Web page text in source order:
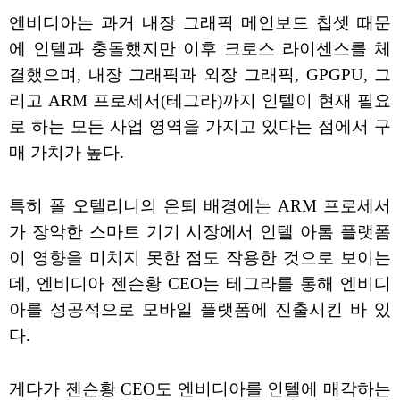
엔비디아는 과거 내장 그래픽 메인보드 칩셋 때문
에 인텔과 충돌했지만 이후 크로스 라이센스를 체
결했으며, 내장 그래픽과 외장 그래픽, GPGPU, 그
리고 ARM 프로세서(테그라)까지 인텔이 현재 필요
로 하는 모든 사업 영역을 가지고 있다는 점에서 구
매 가치가 높다.
특히 폴 오텔리니의 은퇴 배경에는 ARM 프로세서
가 장악한 스마트 기기 시장에서 인텔 아톰 플랫폼
이 영향을 미치지 못한 점도 작용한 것으로 보이는
데, 엔비디아 젠슨황 CEO는 테그라를 통해 엔비디
아를 성공적으로 모바일 플랫폼에 진출시킨 바 있
다.
게다가 젠슨황 CEO도 엔비디아를 인텔에 매각하는